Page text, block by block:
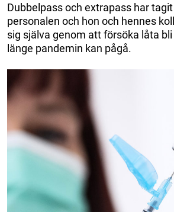
Dubbelpass och extrapass har
personalen och hon och hennes
sig själva genom att försöka låta
länge pandemin kan pågå.